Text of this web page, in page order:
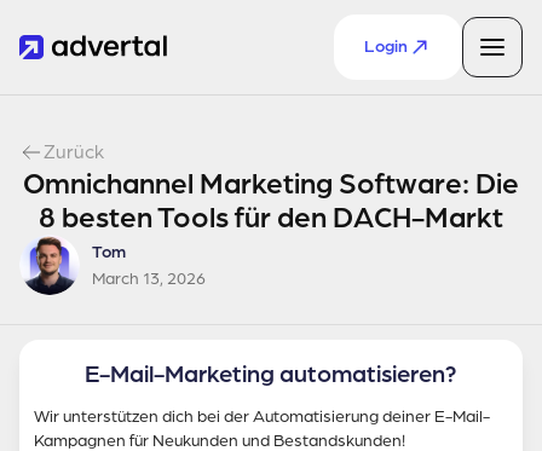
Login
Zurück
Omnichannel Marketing Software: Die
8 besten Tools für den DACH-Markt
Tom
March 13, 2026
E-Mail-Marketing automatisieren?
Wir unterstützen dich bei der Automatisierung deiner E-Mail-
Kampagnen für Neukunden und Bestandskunden!